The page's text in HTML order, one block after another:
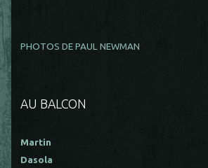
PHOTOS DE PAUL NEWMAN
AU BALCON
Martin
Dasola